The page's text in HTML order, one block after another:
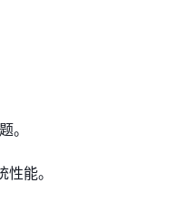
。
能。